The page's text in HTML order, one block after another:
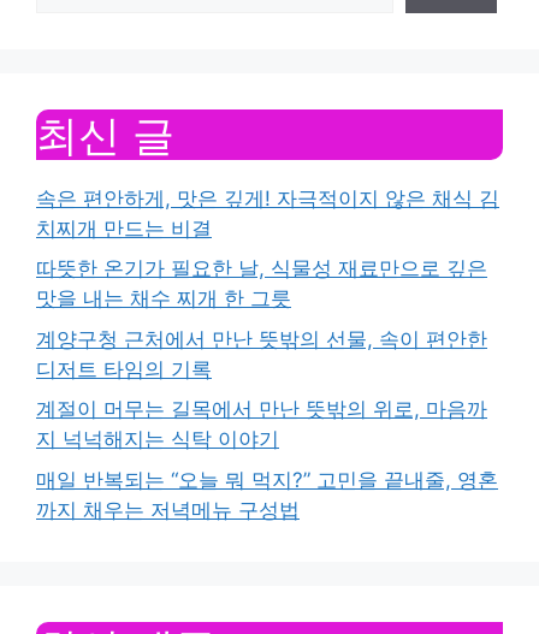
최신 글
속은 편안하게, 맛은 깊게! 자극적이지 않은 채식 김
치찌개 만드는 비결
따뜻한 온기가 필요한 날, 식물성 재료만으로 깊은
맛을 내는 채수 찌개 한 그릇
계양구청 근처에서 만난 뜻밖의 선물, 속이 편안한
디저트 타임의 기록
계절이 머무는 길목에서 만난 뜻밖의 위로, 마음까
지 넉넉해지는 식탁 이야기
매일 반복되는 “오늘 뭐 먹지?” 고민을 끝내줄, 영혼
까지 채우는 저녁메뉴 구성법